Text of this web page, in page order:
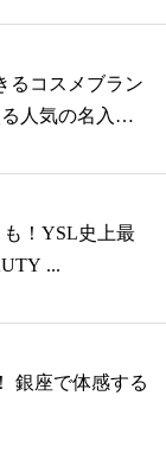
るコスメブラン
人気の名入れ
！YSL史上最
...
銀座で体感する